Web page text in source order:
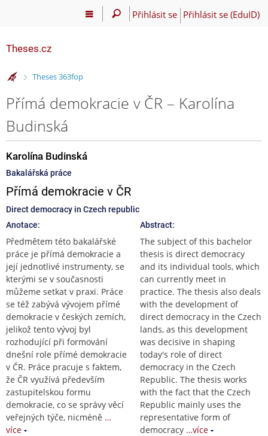
Přihlásit se Přihlásit se (EduID)
Theses.cz
>
Theses 363fop
Přímá demokracie v ČR – Karolína
Budinská
Karolína Budinská
Bakalářská práce
Přímá demokracie v ČR
Direct democracy in Czech republic
Anotace:
Předmětem této bakalářské
práce je přímá demokracie a
její jednotlivé instrumenty, se
kterými se v současnosti
můžeme setkat v praxi. Práce
se též zabývá vývojem přímé
demokracie v českých zemích,
jelikož tento vývoj byl
rozhodující při formování
dnešní role přímé demokracie
v ČR. Práce pracuje s faktem,
že ČR využívá především
zastupitelskou formu
demokracie, co se správy věcí
veřejných týče, nicméně …
více
Abstract:
The subject of this bachelor
thesis is direct democracy
and its individual tools, which
can currently meet in
practice. The thesis also deals
with the development of
direct democracy in the Czech
lands, as this development
was decisive in shaping
today's role of direct
democracy in the Czech
Republic. The thesis works
with the fact that the Czech
Republic mainly uses the
representative form of
democracy …více